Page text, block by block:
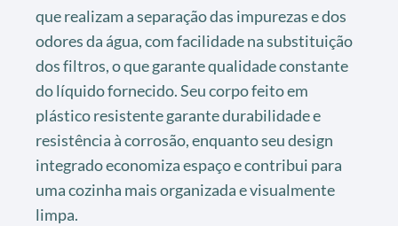
que realizam a separação das impurezas e dos
odores da água, com facilidade na substituição
dos filtros, o que garante qualidade constante
do líquido fornecido. Seu corpo feito em
plástico resistente garante durabilidade e
resistência à corrosão, enquanto seu design
integrado economiza espaço e contribui para
uma cozinha mais organizada e visualmente
limpa.